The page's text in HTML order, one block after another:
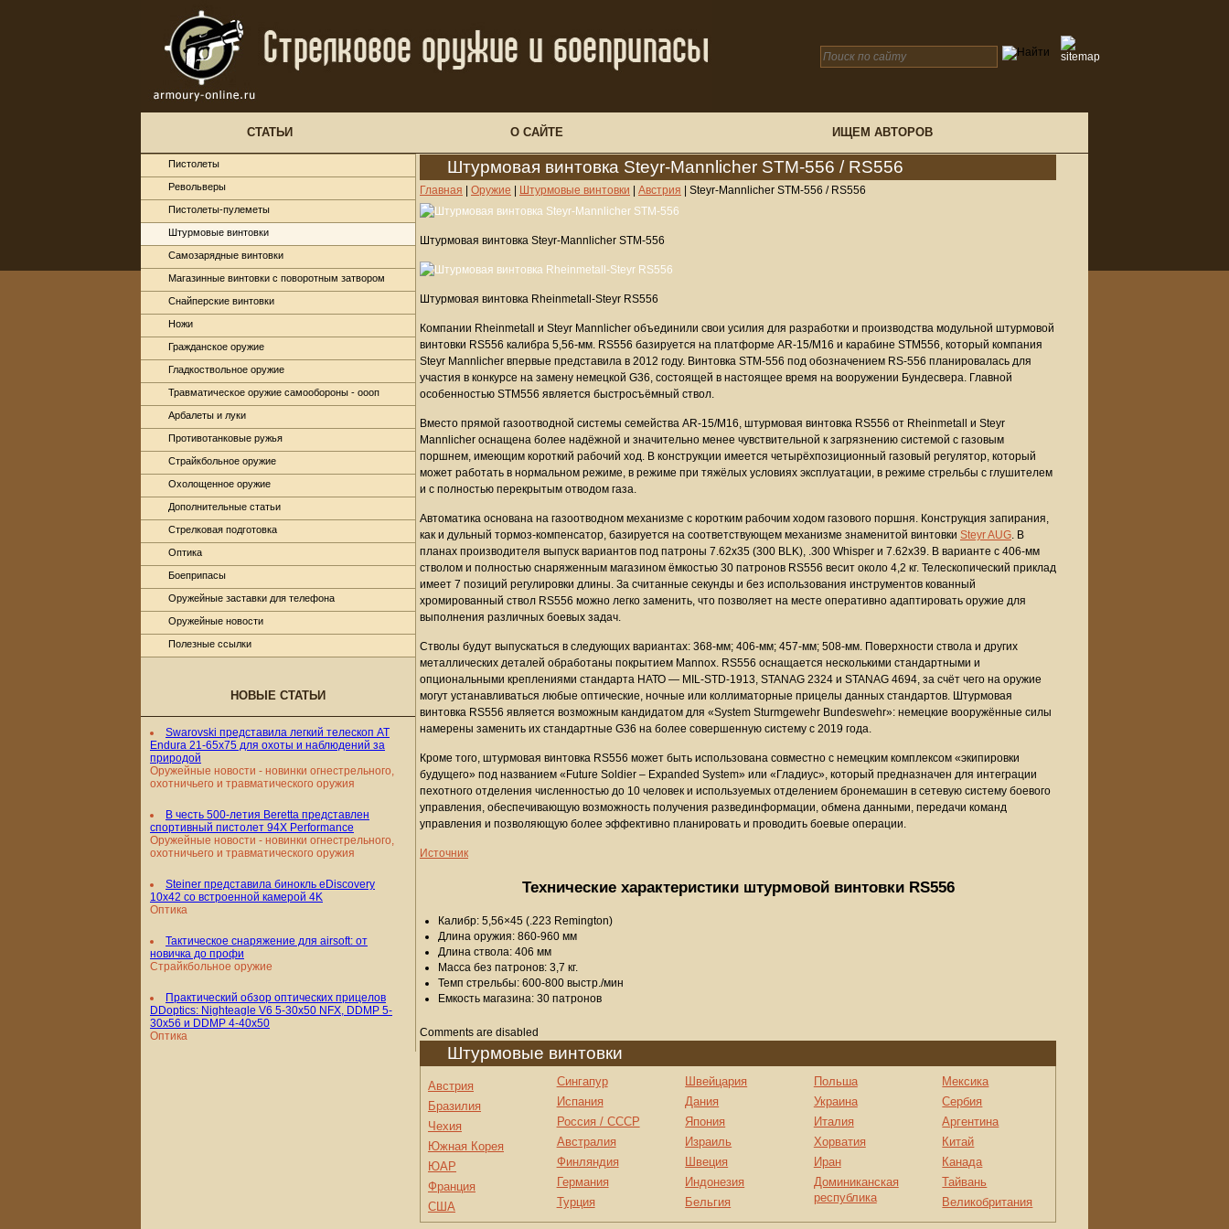
СТАТЬИ О САЙТЕ ИЩЕМ АВТОРОВ
Штурмовая винтовка Steyr-Mannlicher STM-556 / RS556
Главная Оружие Штурмовые винтовки Австрия Steyr-Mannlicher STM-556 / RS556
Штурмовая винтовка Steyr-Mannlicher STM-556
Штурмовая винтовка Rheinmetall-Steyr RS556
Компании Rheinmetall и Steyr Mannlicher объединили свои усилия для разработки и производства модульной штурмовой
винтовки RS556 калибра 5,56-мм. RS556 базируется на платформе AR-15/M16 и карабине STM556, который компания
Steyr Mannlicher впервые представила в 2012 году. Винтовка STM-556 под обозначением RS-556 планировалась для
участия в конкурсе на замену немецкой G36, состоящей в настоящее время на вооружении Бундесвера. Главной
особенностью STM556 является быстросъёмный ствол.
Вместо прямой газоотводной системы семейства AR-15/M16, штурмовая винтовка RS556 от Rheinmetall и Steyr
Mannlicher оснащена более надёжной и значительно менее чувствительной к загрязнению системой с газовым
поршнем, имеющим короткий рабочий ход. В конструкции имеется четырёхпозиционный газовый регулятор, который
может работать в нормальном режиме, в режиме при тяжёлых условиях эксплуатации, в режиме стрельбы с глушителем
и с полностью перекрытым отводом газа.
Автоматика основана на газоотводном механизме с коротким рабочим ходом газового поршня. Конструкция запирания,
как и дульный тормоз-компенсатор, базируется на соответствующем механизме знаменитой винтовки Steyr AUG. В
планах производителя выпуск вариантов под патроны 7.62x35 (300 BLK), .300 Whisper и 7.62x39. В варианте с 406-мм
стволом и полностью снаряженным магазином ёмкостью 30 патронов RS556 весит около 4,2 кг. Телескопический приклад
имеет 7 позиций регулировки длины. За считанные секунды и без использования инструментов кованный
хромированный ствол RS556 можно легко заменить, что позволяет на месте оперативно адаптировать оружие для
выполнения различных боевых задач.
Стволы будут выпускаться в следующих вариантах: 368-мм; 406-мм; 457-мм; 508-мм. Поверхности ствола и других
металлических деталей обработаны покрытием Mannox. RS556 оснащается несколькими стандартными и
опциональными креплениями стандарта НАТО — MIL-STD-1913, STANAG 2324 и STANAG 4694, за счёт чего на оружие
могут устанавливаться любые оптические, ночные или коллиматорные прицелы данных стандартов. Штурмовая
винтовка RS556 является возможным кандидатом для «System Sturmgewehr Bundeswehr»: немецкие вооружённые силы
намерены заменить их стандартные G36 на более совершенную систему с 2019 года.
Кроме того, штурмовая винтовка RS556 может быть использована совместно с немецким комплексом «экипировки
будущего» под названием «Future Soldier – Expanded System» или «Гладиус», который предназначен для интеграции
пехотного отделения численностью до 10 человек и используемых отделением бронемашин в сетевую систему боевого
управления, обеспечивающую возможность получения развединформации, обмена данными, передачи команд
управления и позволяющую более эффективно планировать и проводить боевые операции.
Источник
Технические характеристики штурмовой винтовки RS556
Калибр: 5,56×45 (.223 Remington)
Длина оружия: 860-960 мм
Длина ствола: 406 мм
Масса без патронов: 3,7 кг.
Темп стрельбы: 600-800 выстр./мин
Емкость магазина: 30 патронов
Comments are disabled
Штурмовые винтовки
Австрия
Бразилия
Чехия
Южная Корея
ЮАР
Франция
США
Сингапур
Испания
Россия / СССР
Австралия
Финляндия
Германия
Турция
Швейцария
Дания
Япония
Израиль
Швеция
Индонезия
Бельгия
Польша
Украина
Италия
Хорватия
Иран
Доминиканская
республика
Мексика
Сербия
Аргентина
Китай
Канада
Тайвань
Великобритания
Пистолеты
Револьверы
Пистолеты-пулеметы
Штурмовые винтовки
Самозарядные винтовки
Магазинные винтовки с поворотным затвором
Снайперские винтовки
Ножи
Гражданское оружие
Гладкоствольное оружие
Травматическое оружие самообороны - оооп
Арбалеты и луки
Противотанковые ружья
Страйкбольное оружие
Охолощенное оружие
Дополнительные статьи
Стрелковая подготовка
Оптика
Боеприпасы
Оружейные заставки для телефона
Оружейные новости
Полезные ссылки
НОВЫЕ СТАТЬИ
Swarovski представила легкий телескоп AT
Endura 21-65x75 для охоты и наблюдений за
природой
Оружейные новости - новинки огнестрельного,
охотничьего и травматического оружия
В честь 500-летия Beretta представлен
спортивный пистолет 94X Performance
Оружейные новости - новинки огнестрельного,
охотничьего и травматического оружия
Steiner представила бинокль eDiscovery
10x42 со встроенной камерой 4K
Оптика
Тактическое снаряжение для airsoft: от
новичка до профи
Страйкбольное оружие
Практический обзор оптических прицелов
DDoptics: Nighteagle V6 5-30x50 NFX, DDMP 5-
30x56 и DDMP 4-40x50
Оптика